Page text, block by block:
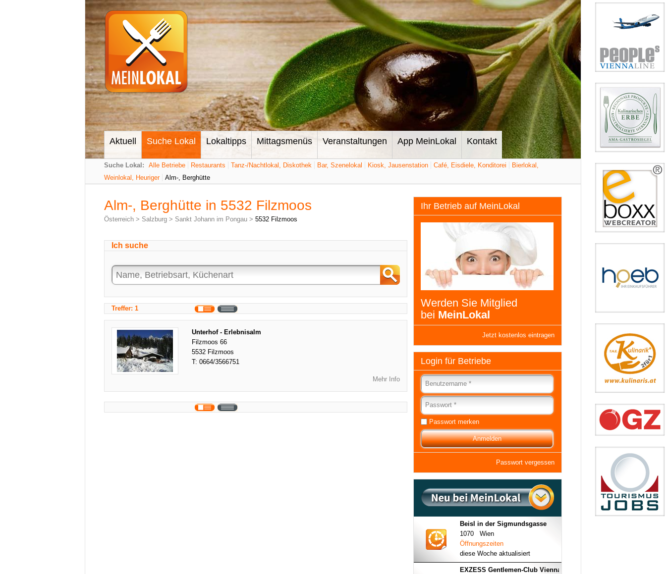
Aktuell Suche Lokal Lokaltipps Mittagsmenüs Veranstaltungen App MeinLokal Kontakt
Suche Lokal: Alle Betriebe Restaurants Tanz-/Nachtlokal, Diskothek Bar, Szenelokal Kiosk, Jausenstation Café, Eisdiele, Konditorei
Bierlokal,
Weinlokal, Heuriger
Alm-, Berghütte
Alm-, Berghütte in 5532 Filzmoos
Österreich > Salzburg > Sankt Johann im Pongau > 5532 Filzmoos
Ich suche
Treffer: 1
Unterhof - Erlebnisalm
Filzmoos 66
5532 Filzmoos
T: 0664/3566751
Mehr Info
Ihr Betrieb auf MeinLokal
Werden Sie Mitglied
bei MeinLokal
Jetzt kostenlos eintragen
Login für Betriebe
Passwort merken
Passwort vergessen
Beisl in der Sigmundsgasse
1070 Wien
Öffnungszeiten
diese Woche aktualisiert
EXZESS Gentlemen-Club Vienna